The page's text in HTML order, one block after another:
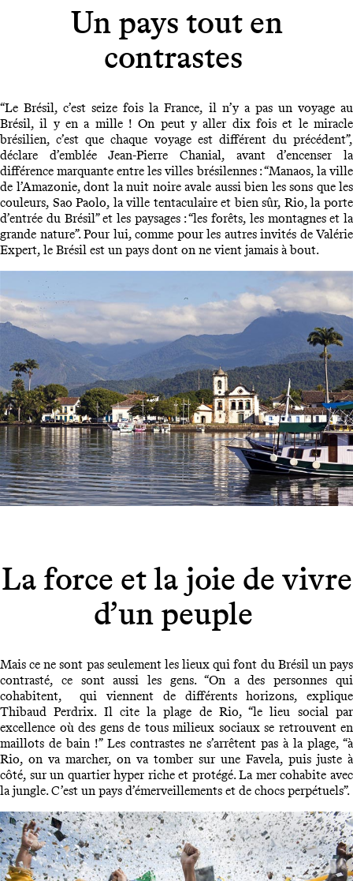
Un pays tout en
contrastes
“Le Brésil, c’est seize fois la France, il n’y a pas un voyage au
Brésil, il y en a mille ! On peut y aller dix fois et le miracle
brésilien, c’est que chaque voyage est différent du précédent”,
déclare d’emblée Jean-Pierre Chanial, avant d’encenser la
différence marquante entre les villes brésilennes : “Manaos, la ville
de l’Amazonie, dont la nuit noire avale aussi bien les sons que les
couleurs, Sao Paolo, la ville tentaculaire et bien sûr, Rio, la porte
d’entrée du Brésil” et les paysages : “les forêts, les montagnes et la
grande nature”. Pour lui, comme pour les autres invités de Valérie
Expert, le Brésil est un pays dont on ne vient jamais à bout.
La force et la joie de vivre
d’un peuple
Mais ce ne sont pas seulement les lieux qui font du Brésil un pays
contrasté, ce sont aussi les gens. “On a des personnes qui
cohabitent, qui viennent de différents horizons, explique
Thibaud Perdrix. Il cite la plage de Rio, “le lieu social par
excellence où des gens de tous milieux sociaux se retrouvent en
maillots de bain !” Les contrastes ne s’arrêtent pas à la plage, “à
Rio, on va marcher, on va tomber sur une Favela, puis juste à
côté, sur un quartier hyper riche et protégé. La mer cohabite avec
la jungle. C’est un pays d’émerveillements et de chocs perpétuels”.